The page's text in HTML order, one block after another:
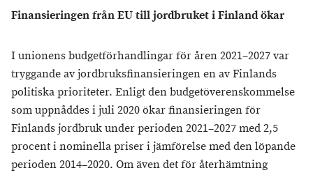
Finansieringen från EU till jordbruket i Finland ökar
I unionens budgetförhandlingar för åren 2021–2027 var
tryggande av jordbruksfinansieringen en av Finlands
politiska prioriteter. Enligt den budgetöverenskommelse
som uppnåddes i juli 2020 ökar finansieringen för
Finlands jordbruk under perioden 2021–2027 med 2,5
procent i nominella priser i jämförelse med den löpande
perioden 2014–2020. Om även det för återhämtning